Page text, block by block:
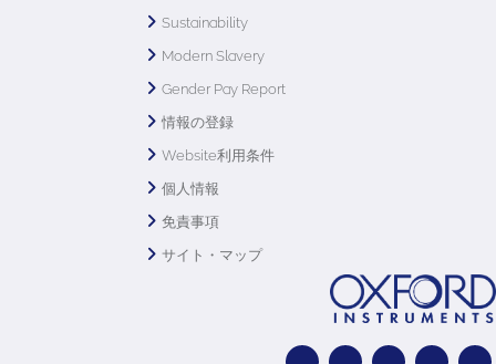
Sustainability
Modern Slavery
Gender Pay Report
情報の登録
Website利用条件
個人情報
免責事項
サイト・マップ